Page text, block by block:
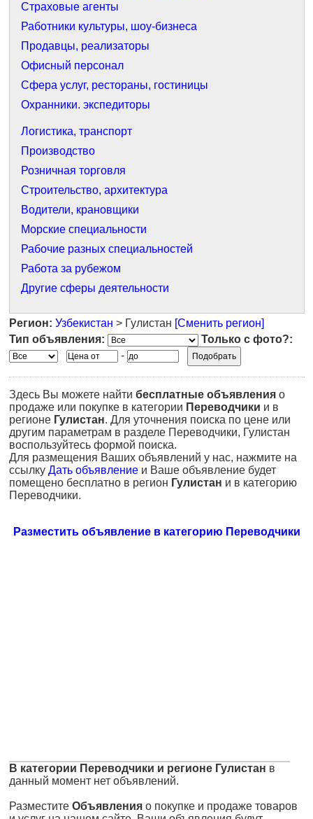
Страховые агенты
Работники культуры, шоу-бизнеса
Продавцы, реализаторы
Офисный персонал
Сфера услуг, рестораны, гостиницы
Охранники. экспедиторы
Логистика, транспорт
Производство
Розничная торговля
Строительство, архитектура
Водители, крановщики
Морские специальности
Рабочие разных специальностей
Работа за рубежом
Другие сферы деятельности
Регион: Узбекистан > Гулистан [Сменить регион]
Тип объявления:
Только с фото?:
-
Здесь Вы можете найти бесплатные объявления о
продаже или покупке в категории Переводчики и в
регионе Гулистан. Для уточнения поиска по цене или
другим параметрам в разделе Переводчики, Гулистан
воспользуйтесь формой поиска.
Для размещения Ваших объявлений у нас, нажмите на
ссылку Дать объявление и Ваше объявление будет
помещено бесплатно в регион Гулистан и в категорию
Переводчики.
Разместить объявление в категорию Переводчики
В категории Переводчики и регионе Гулистан в
данный момент нет объявлений.
Разместите Объявления о покупке и продаже товаров